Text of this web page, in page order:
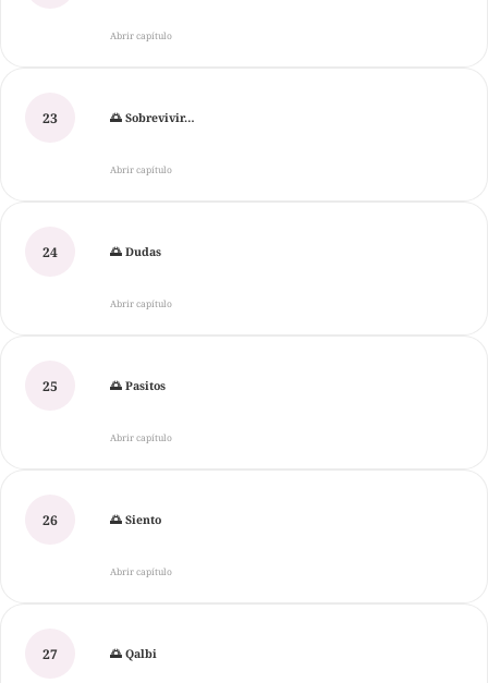
Abrir capítulo
23 🌅 Sobrevivir…
Abrir capítulo
24 🌅 Dudas
Abrir capítulo
25 🌅 Pasitos
Abrir capítulo
26 🌅 Siento
Abrir capítulo
27 🌅 Qalbi